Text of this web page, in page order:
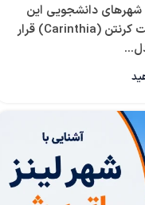
شهرهای دانشجویی این
کشور است که در جنوب اتریش و در ایالت کرنتن (Carinthia) قرار